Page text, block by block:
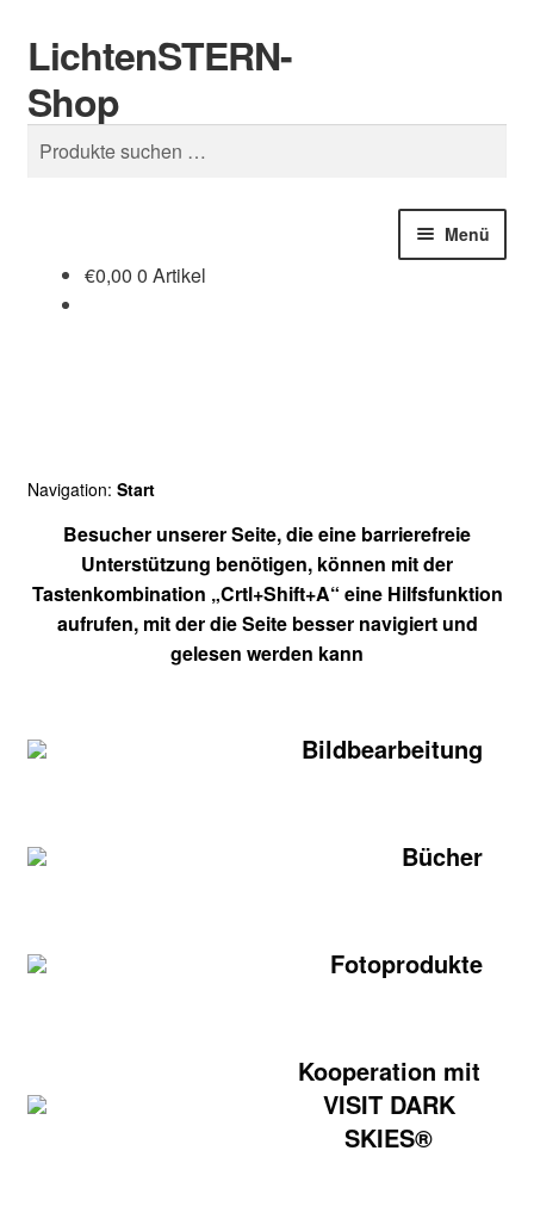
Zur
Navigation
springen
Zum
Inhalt
springen
LichtenSTERN-
Shop
Suchen
nach:
Suchen
Menü
€0,00 0 Artikel
Navigation: Start
Besucher unserer Seite, die eine barrierefreie
Unterstützung benötigen, können mit der
Tastenkombination „Crtl+Shift+A“ eine Hilfsfunktion
aufrufen, mit der die Seite besser navigiert und
gelesen werden kann
Bildbearbeitung
Bücher
Fotoprodukte
Kooperation mit
VISIT DARK
SKIES®